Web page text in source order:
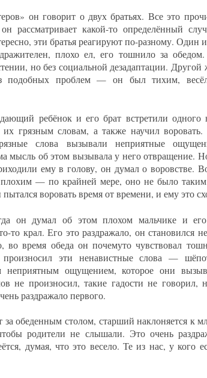
он говорит о двух братьях. Все это
рассматривает какой-то определённый
эти братья реагируют по-разному. Один
плохо ел, его тошнило за
но без социальной дезадаптации.
подобных проблем — он был тихим,
ребёнок и его брат встретили одного
грязным словам, а также научил
слова вызывали неприятные
мысль об этом вызывала у него отвращение.
ему в голову, он думал о воровстве.
плохим — по крайней мере, оно не было
пытался воровать время от времени, и ему это
он думал об этом плохом мальчике и
то крал. Его это раздражало, он становился
во время обеда он почемуто чувствовал
произносил эти ненавистные слова —
неприятным ощущением, которое они
не произносил, такие гадости не говорил,
раздражало первого.
за обеденным столом, старший наклоняется к
родители не слышали. Это очень
думая, что это весело. Те из нас, у кого